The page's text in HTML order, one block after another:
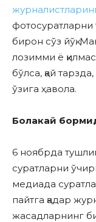
фотосуратларни
бирон сўз йўқ.
лозимми ё
бўлса, қай
ўзига ҳавола.
Болакай
6 ноябрда
суратларни
медиада
пайтга қадар
жасадларнинг